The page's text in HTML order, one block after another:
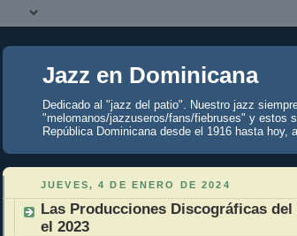
Jazz en Dominicana
Dedicado al "jazz del patio". Nuestro jazz
"melomanos/jazzuseros/fans/fiebruses" y estos
República Dominicana desde el 1916 hasta hoy,
JUEVES, 4 DE ENERO DE 2024
Las Producciones Discográficas del
el 2023